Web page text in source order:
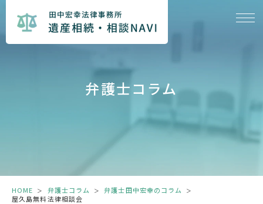
弁護士コラム
HOME ＞ 弁護士コラム ＞ 弁護士田中宏幸のコラム ＞
屋久島無料法律相談会